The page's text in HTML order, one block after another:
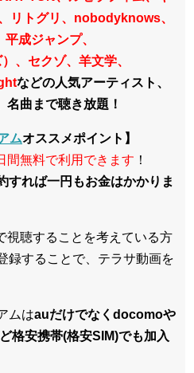
リトグリ、nobodyknows、
成ジャンプ、
、セクゾ、羊文学、
などの人気アーティスト、
曲まで聴き放題！
ムオススメポイント】
間無料で利用できます ！
れば一円もお金はかかりま
聴することを考えている方
録することで、テラサ動画を
ムはauだけでなくdocomoや
格安携帯(格安SIM)でも加入